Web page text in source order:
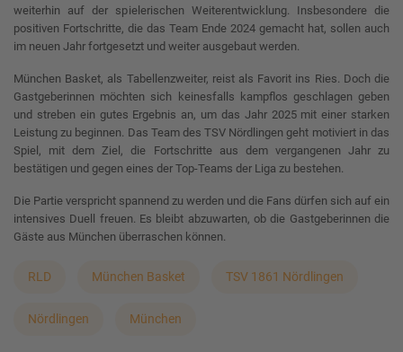
weiterhin auf der spielerischen Weiterentwicklung. Insbesondere die
positiven Fortschritte, die das Team Ende 2024 gemacht hat, sollen auch
im neuen Jahr fortgesetzt und weiter ausgebaut werden.
München Basket, als Tabellenzweiter, reist als Favorit ins Ries. Doch die
Gastgeberinnen möchten sich keinesfalls kampflos geschlagen geben
und streben ein gutes Ergebnis an, um das Jahr 2025 mit einer starken
Leistung zu beginnen. Das Team des TSV Nördlingen geht motiviert in das
Spiel, mit dem Ziel, die Fortschritte aus dem vergangenen Jahr zu
bestätigen und gegen eines der Top-Teams der Liga zu bestehen.
Die Partie verspricht spannend zu werden und die Fans dürfen sich auf ein
intensives Duell freuen. Es bleibt abzuwarten, ob die Gastgeberinnen die
Gäste aus München überraschen können.
RLD München Basket TSV 1861 Nördlingen
Nördlingen München